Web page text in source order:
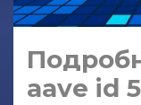
aave id